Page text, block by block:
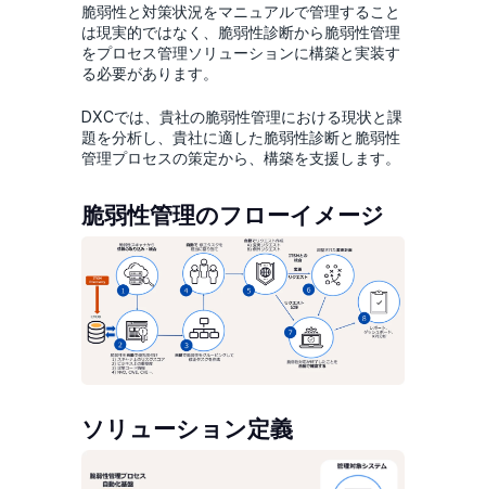
脆弱性と対策状況をマニュアルで管理すること
は現実的ではなく、脆弱性診断から脆弱性管理
をプロセス管理ソリューションに構築と実装す
る必要があります。
DXCでは、貴社の脆弱性管理における現状と課
題を分析し、貴社に適した脆弱性診断と脆弱性
管理プロセスの策定から、構築を支援します。
脆弱性管理のフローイメージ
ソリューション定義